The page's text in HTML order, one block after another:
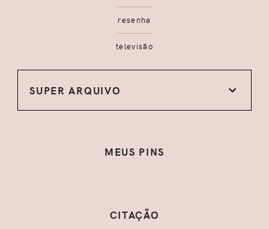
resenha
televisão
SUPER ARQUIVO
MEUS PINS
CITAÇÃO